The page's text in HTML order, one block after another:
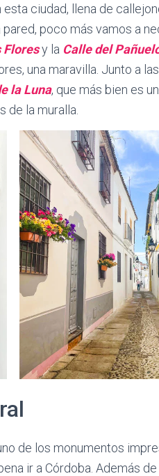
esta ciudad, llena de
poco más vamos a
Floresy la Calle del
una maravilla. Junto a
la Luna, que más bien es
de la muralla.
de los monumentos
ir a Córdoba. Además